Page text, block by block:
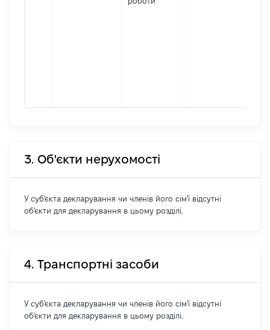
3. Об'єкти нерухомості
У суб'єкта декларування чи членів його сім'ї відсутні
об'єкти для декларування в цьому розділі.
4. Транспортні засоби
У суб'єкта декларування чи членів його сім'ї відсутні
об'єкти для декларування в цьому розділі.